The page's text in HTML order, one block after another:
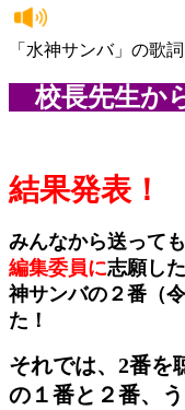
「水神サンバ」の歌
校長先生か
結果発表！
みんなから送って
編集委員に志願し
神サンバの２番（
た！
それでは、2番
の１番と２番、